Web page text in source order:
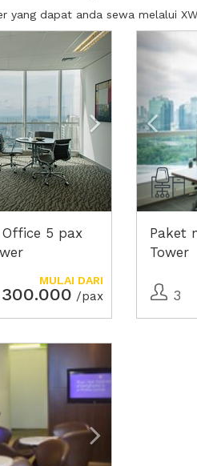
yang dapat anda sewa melalui
Next2
5 pax
300.000 /pax
MULAI DARI
Paket
Tower
3